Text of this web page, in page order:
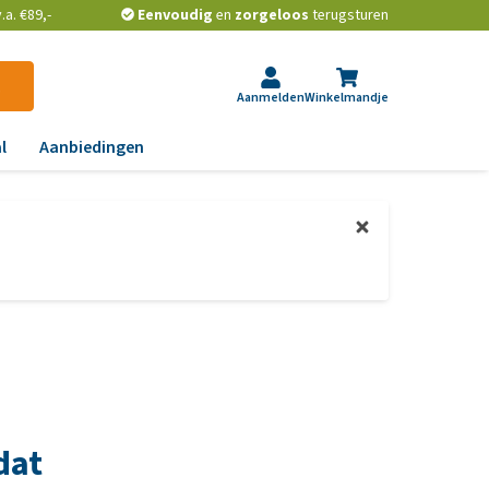
€89,- Eenvoudig en zorgeloos terugsturen
AanmeldenWinkelmandje
darmen en diarree
Aanbiedingen